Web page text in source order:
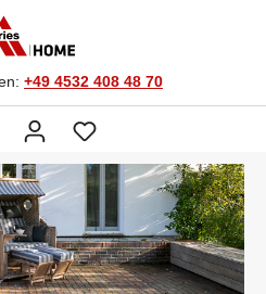
+49 4532 408 48 70